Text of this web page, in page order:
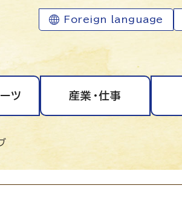
Foreign language
ツ 産業・仕事